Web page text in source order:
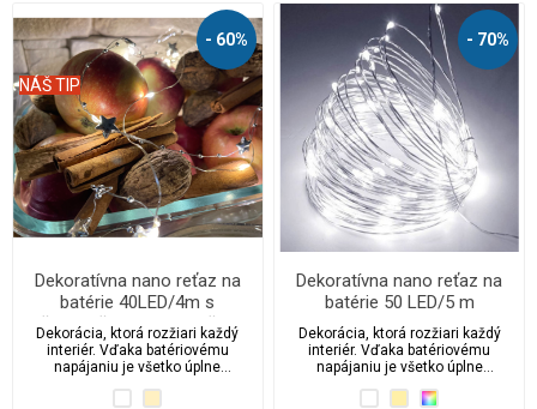
- 60%
NÁŠ TIP
Dekoratívna nano reťaz na
batérie 40LED/4m s
časovačom - Hviezdičky
Dekorácia, ktorá rozžiari každý
interiér. Vďaka batériovému
napájaniu je všetko úplne
- 70%
Dekoratívna nano reťaz na
batérie 50 LED/5 m
Dekorácia, ktorá rozžiari každý
interiér. Vďaka batériovému
napájaniu je všetko úplne